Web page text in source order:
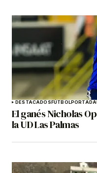
DESTACADOSFÚTBOLPORTADA
El ganés Nicholas
la UD Las Palmas